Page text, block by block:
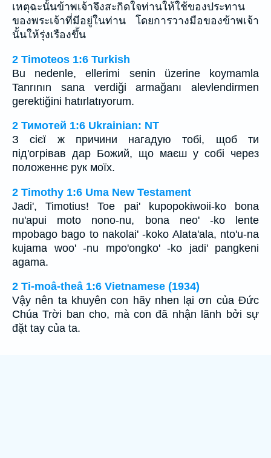
เหตุฉะนั้นข้าพเจ้าจึงสะกิดใจท่านให้ใช้ของประทาน
ของพระเจ้าที่มีอยู่ในท่าน โดยการวางมือของข้าพเจ้า
นั้นให้รุ่งเรืองขึ้น
2 Timoteos 1:6 Turkish
Bu nedenle, ellerimi senin üzerine koymamla
Tanrının sana verdiği armağanı alevlendirmen
gerektiğini hatırlatıyorum.
2 Тимотей 1:6 Ukrainian: NT
З сієї ж причини нагадую тобі, щоб ти
під'огрівав дар Божий, що маєш у собі через
положеннє рук моїх.
2 Timothy 1:6 Uma New Testament
Jadi', Timotius! Toe pai' kupopokiwoii-ko bona
nu'apui moto nono-nu, bona neo' -ko lente
mpobago bago to nakolai' -koko Alata'ala, nto'u-na
kujama woo' -nu mpo'ongko' -ko jadi' pangkeni
agama.
2 Ti-moâ-theâ 1:6 Vietnamese (1934)
Vậy nên ta khuyên con hãy nhen lại ơn của Ðức
Chúa Trời ban cho, mà con đã nhận lãnh bởi sự
đặt tay của ta.